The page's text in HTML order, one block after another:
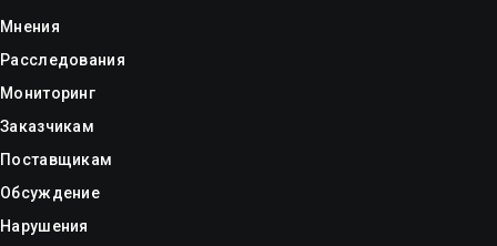
Мнения
Расследования
Мониторинг
Заказчикам
Поставщикам
Обсуждение
Нарушения